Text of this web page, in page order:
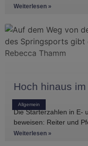
Einblicke in die
Weiterlesen »
Allgemein
Hoch hinaus
Die Starterzahlen in E-
beweisen: Reiter und
haben, gibt es
Weiterlesen »